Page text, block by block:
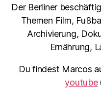
Der Berliner
Themen Film,
Archivierung,
Ernährung,
Du findest Marcos
youtube